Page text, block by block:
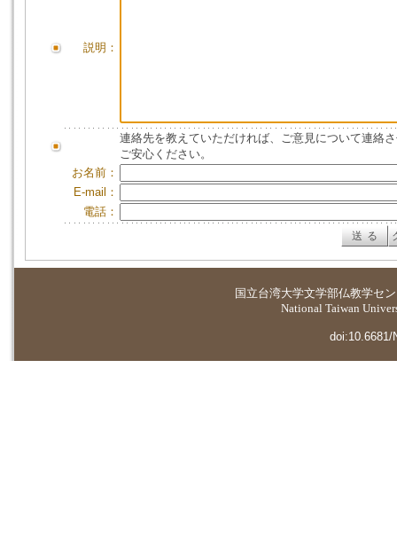
説明：
連絡先を教えていただければ、ご意見について連絡
ご安心ください。
お名前：
E-mail：
電話：
国立台湾大学文学部仏教学セ
National Taiwan
doi:10.6681/